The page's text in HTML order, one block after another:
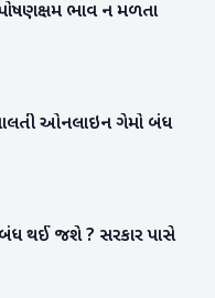
પોષણક્ષમ ભાવ ન મળતા
ઓનલાઇન ગેમો બંધ
બંધ થઈ જશે ? સરકાર પાસે